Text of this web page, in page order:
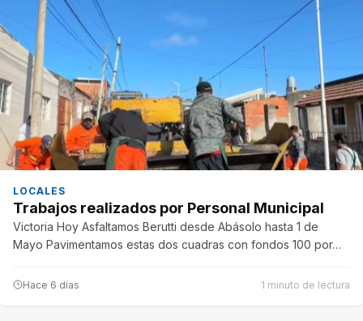
LOCALES
Trabajos realizados por Personal Municipal
Victoria Hoy Asfaltamos Berutti desde Abásolo hasta 1 de
Mayo Pavimentamos estas dos cuadras con fondos 100 por…
Hace 6 días 1 minuto de lectura